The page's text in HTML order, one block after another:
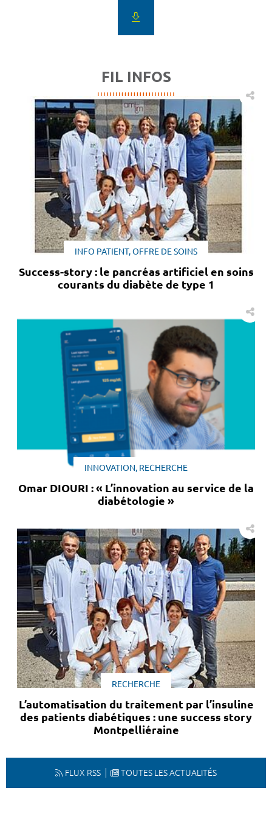
FIL INFOS
INFO PATIENT, OFFRE DE SOINS
Success-story : le pancréas artificiel en soins
courants du diabète de type 1
INNOVATION, RECHERCHE
Omar DIOURI : « L’innovation au service de la
diabétologie »
RECHERCHE
L’automatisation du traitement par l’insuline
des patients diabétiques : une success story
Montpelliéraine
FLUX RSS TOUTES LES ACTUALITÉS